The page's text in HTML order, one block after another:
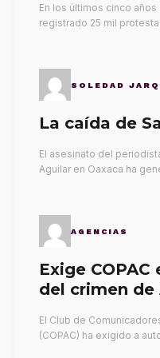
En los últimos cinco
registrado 25 mil
SOLEDAD
La caída de
El asesinato del
Aguilar en Oaxaca ha
AGENCIAS
Exige
del crimen de
El Club de
(COPAC) ha exigido a